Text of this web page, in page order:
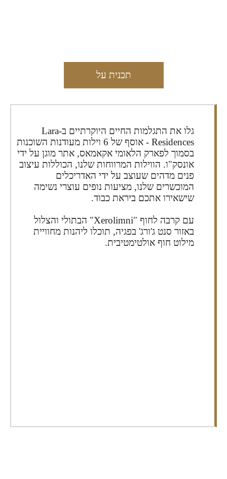
תכנית על
גלו את התגלמות החיים היוקרתיים ב-Lara
Residences - אוסף של 6 וילות מעודנות השוכנות
בסמוך לפארק הלאומי אקאמאס, אתר מוגן על ידי
אונסק"ו. הווילות המרווחות שלנו, הכוללות עיצוב
פנים מדהים שעוצב על ידי האדריכלים
המוכשרים שלנו, מציעות נופים עוצרי נשימה
שישאירו אתכם ביראת כבוד.
עם קרבה לחוף "Xerolimni" הבתולי והצלול
באזור סנט ג'ורג' בפגיה, תוכלו ליהנות מחוויית
מילוט חוף אולטימטיבית.